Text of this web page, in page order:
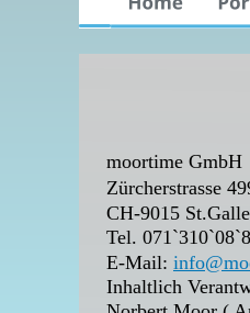
moortime GmbH
Zürcherstrasse
CH-9015
Tel.
E-Mail:
Inhaltlich